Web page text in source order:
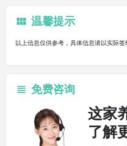
温馨提示
以上信息仅供参考，具体信息请以实际
免费咨询
这家
了解